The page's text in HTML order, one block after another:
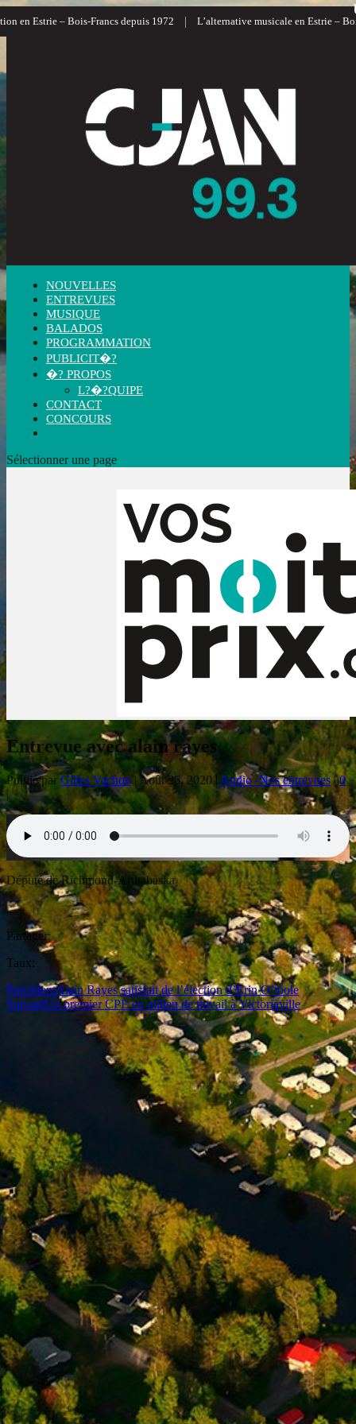
en Estrie – Bois-Francs depuis 1972 L’alternative musicale en Estrie –
NOUVELLES
ENTREVUES
MUSIQUE
BALADOS
PROGRAMMATION
PUBLICIT�?
�? PROPOS
L?�?QUIPE
CONTACT
CONCOURS
Sélectionner une page
Entrevue avec alain rayes
Publié par Gilles Vachon | Août 25, 2020| Audio -Nos entrevues|0
|
Député de Richmond-Arthabaska
Partager:
Taux:
PrécédentAlain Rayes satisfait de l’élection d’Erin O’toole
SuivantUn premier CPE en milieu de travail à Victoriaville